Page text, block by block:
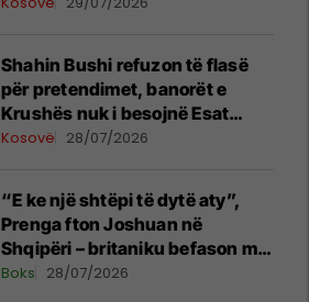
Shahin Bushi refuzon të flasë
për pretendimet, banorët e
Krushës nuk i besojnë Esat
Shalës
Kosovë 28/07/2026
“E ke një shtëpi të dytë aty”,
Prenga fton Joshuan në
Shqipëri – britaniku befason me
komentin
Boks 28/07/2026